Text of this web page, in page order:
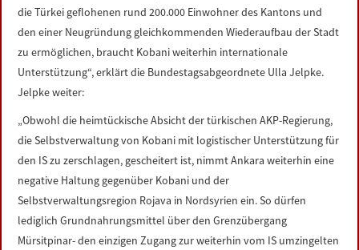
die Türkei geflohenen rund 200.000 Einwohner des Kantons und
den einer Neugründung gleichkommenden Wiederaufbau der Stadt
zu ermöglichen, braucht Kobani weiterhin internationale
Unterstützung“, erklärt die Bundestagsabgeordnete Ulla Jelpke.
Jelpke weiter:
„Obwohl die heimtückische Absicht der türkischen AKP-Regierung,
die Selbstverwaltung von Kobani mit logistischer Unterstützung für
den IS zu zerschlagen, gescheitert ist, nimmt Ankara weiterhin eine
negative Haltung gegenüber Kobani und der
Selbstverwaltungsregion Rojava in Nordsyrien ein. So dürfen
lediglich Grundnahrungsmittel über den Grenzübergang
Mürsitpinar- den einzigen Zugang zur weiterhin vom IS umzingelten